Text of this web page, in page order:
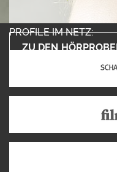
ZU DEN
PROFILE IM NETZ: